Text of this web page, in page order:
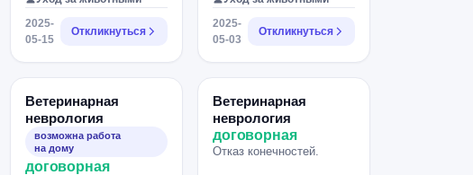
2025-
05-15
Откликнуться
2025-
05-03
Откликнуться
Ветеринарная
неврология
возможна работа
на дому
договорная
Ветеринарная
неврология
договорная
Отказ конечностей.